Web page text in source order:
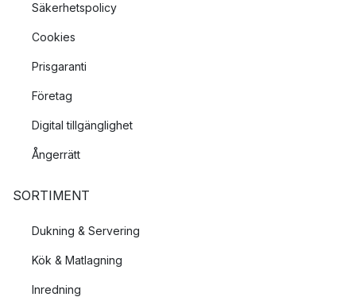
Säkerhetspolicy
Cookies
Prisgaranti
Företag
Digital tillgänglighet
Ångerrätt
SORTIMENT
Dukning & Servering
Kök & Matlagning
Inredning